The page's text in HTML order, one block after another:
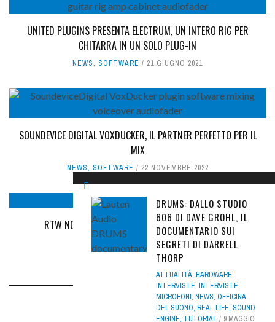
UNITED PLUGINS PRESENTA ELECTRUM, UN INTERO RIG PER
CHITARRA IN UN SOLO PLUG-IN
NEWS, SOFTWARE 21 GIUGNO 2021
SOUNDEVICE DIGITAL VOXDUCKER, IL PARTNER PERFETTO PER IL
MIX
NEWS, SOFTWARE 22 NOVEMBRE 2022
RTW NON MANCHERÀ A PROLIGHT + SOUND 2016
ATTUALITÀ NEWS 4 APRILE 2016
DRUMS: DALLO STUDIO
606 DI DAVE GROHL, IL
DOCUMENTARIO SUI
SEGRETI DI DARRELL
THORP
ATTUALITÀ, HARDWARE,
INTERVISTE, INTERVISTE,
MICROFONI, NEWS, OFFICINA
DEL SUONO, REAL LIFE, SOUND
ENGINE, TUTORIAL
9 MAGGIO